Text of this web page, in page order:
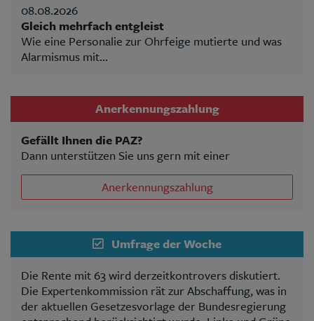
08.08.2026
Gleich mehrfach entgleist
Wie eine Personalie zur Ohrfeige mutierte und was
Alarmismus mit...
Anerkennungszahlung
Gefällt Ihnen die PAZ?
Dann unterstützen Sie uns gern mit einer
Anerkennungszahlung
Umfrage der Woche
Die Rente mit 63 wird derzeitkontrovers diskutiert.
Die Expertenkommission rät zur Abschaffung, was in
der aktuellen Gesetzesvorlage der Bundesregierung